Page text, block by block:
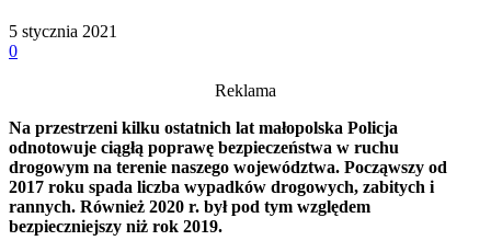
5 stycznia 2021
0
Reklama
Na przestrzeni kilku ostatnich lat małopolska Policja
odnotowuje ciągłą poprawę bezpieczeństwa w ruchu
drogowym na terenie naszego województwa. Począwszy od
2017 roku spada liczba wypadków drogowych, zabitych i
rannych. Również 2020 r. był pod tym względem
bezpieczniejszy niż rok 2019.